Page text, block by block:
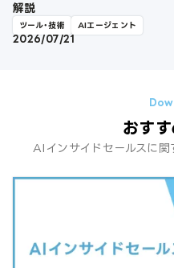
解説
ツール・技術 AIエージェント
2026/07/21
おす
AIインサイドセールスに関